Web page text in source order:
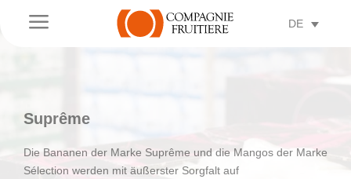
a DE
Suprême
Die Bananen der Marke Suprême und die Mangos der Marke
Sélection werden mit äußerster Sorgfalt auf